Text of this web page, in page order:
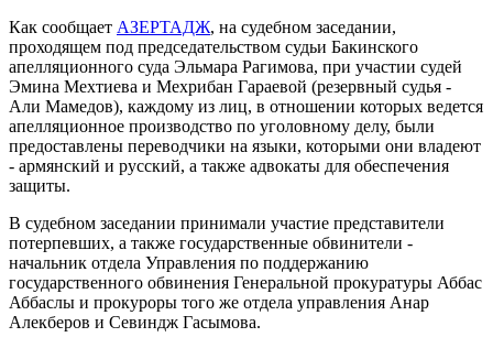
Как сообщает АЗЕРТАДЖ, на судебном заседании,
проходящем под председательством судьи Бакинского
апелляционного суда Эльмара Рагимова, при участии судей
Эмина Мехтиева и Мехрибан Гараевой (резервный судья -
Али Мамедов), каждому из лиц, в отношении которых ведется
апелляционное производство по уголовному делу, были
предоставлены переводчики на языки, которыми они владеют
- армянский и русский, а также адвокаты для обеспечения
защиты.
В судебном заседании принимали участие представители
потерпевших, а также государственные обвинители -
начальник отдела Управления по поддержанию
государственного обвинения Генеральной прокуратуры Аббас
Аббаслы и прокуроры того же отдела управления Анар
Алекберов и Севиндж Гасымова.